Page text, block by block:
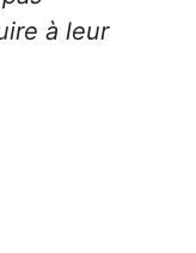
à leur